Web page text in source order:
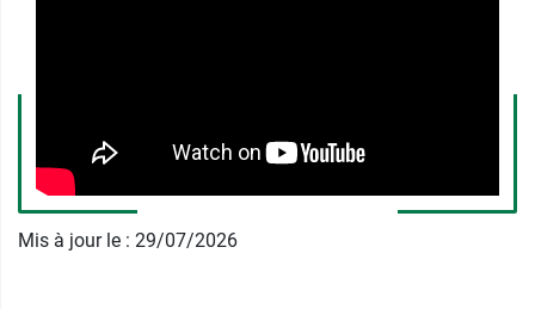
Cette marque propose différentes solutions
contre le ronflement, par exemple l'
orthèse
d'avancée mandibulaire Quies
Mis à jour le : 29/07/2026